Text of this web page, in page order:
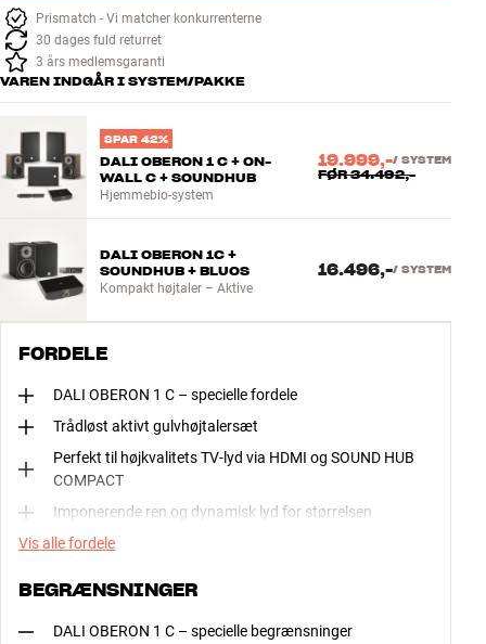
Prismatch - Vi matcher konkurrenterne
30 dages fuld returret
3 års medlemsgaranti
VAREN INDGÅR I SYSTEM/PAKKE
SPAR 42%
DALI OBERON 1 C + ON-
WALL C + SOUNDHUB
Hjemmebio-system
19.999,-/ SYSTEM
FØR34.492,-
DALI OBERON 1C +
SOUNDHUB + BLUOS
Kompakt højtaler – Aktive
16.496,-/ SYSTEM
FORDELE
DALI OBERON 1 C – specielle fordele
Trådløst aktivt gulvhøjtalersæt
Perfekt til højkvalitets TV-lyd via HDMI og SOUND HUB
COMPACT
Imponerende ren og dynamisk lyd for størrelsen
Vis alle fordele
BEGRÆNSNINGER
DALI OBERON 1 C – specielle begrænsninger